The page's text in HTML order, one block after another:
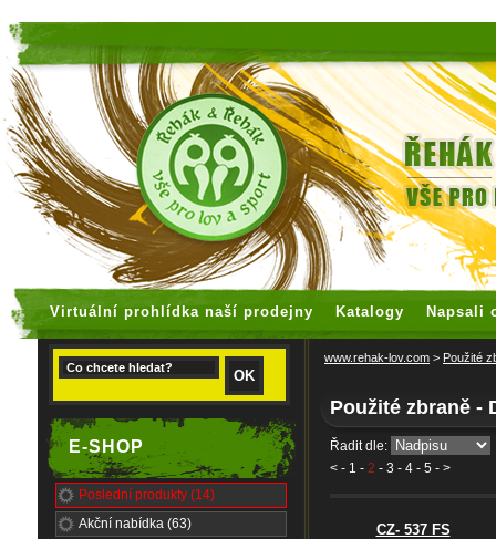
Virtuální prohlídka naší prodejny Katalogy Napsali
E-SHOP
Poslední produkty (14)
Akční nabídka (63)
www.rehak-lov.com > Použité
Použité zbraně -
Řadit dle:
< - 1 - 2 - 3 - 4 - 5 - >
CZ- 537 FS